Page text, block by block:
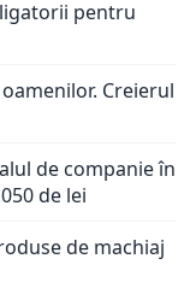
pentru
Creierul
de companie în
de lei
de machiaj